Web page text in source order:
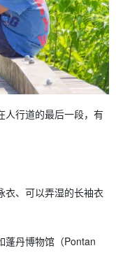
人行道的最后一段，有
衣、可以弄湿的长袖衣
蓬丹博物馆（Pontan